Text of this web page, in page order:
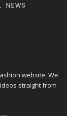
website. We
straight from